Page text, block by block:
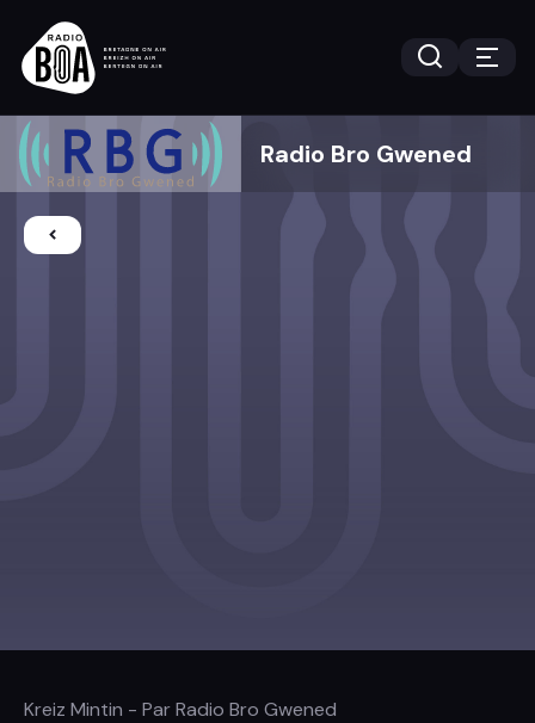
Radio Bro Gwened
Kreiz Mintin - ParRadio Bro Gwened